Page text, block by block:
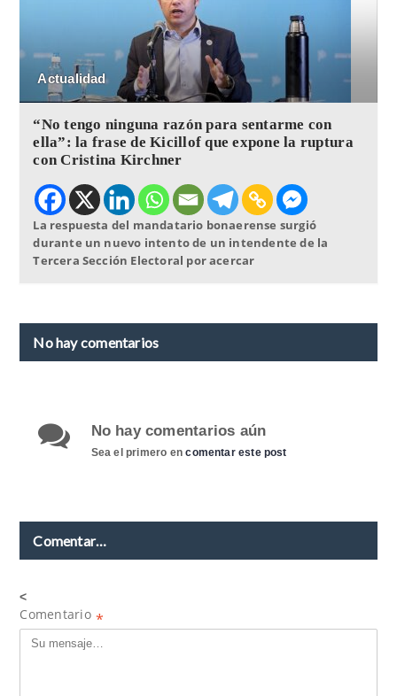
Actualidad
“No tengo ninguna razón para sentarme con
ella”: la frase de Kicillof que expone la ruptura
con Cristina Kirchner
La respuesta del mandatario bonaerense surgió
durante un nuevo intento de un intendente de la
Tercera Sección Electoral por acercar
No hay comentarios
No hay comentarios aún
Sea el primero encomentar este post
Comentar…
<
Comentario *